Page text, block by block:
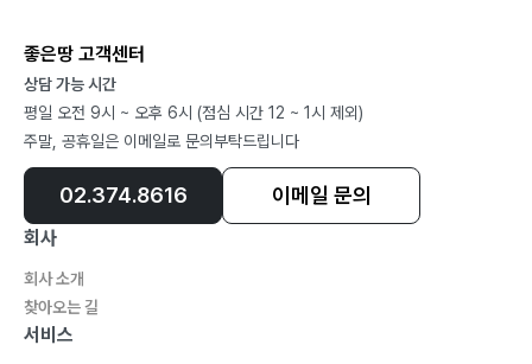
좋은땅 고객센터
상담 가능 시간
평일 오전 9시 ~ 오후 6시 (점심 시간 12 ~ 1시 제외)
주말, 공휴일은 이메일로 문의부탁드립니다
02.374.8616 이메일 문의
회사
회사 소개
찾아오는 길
서비스